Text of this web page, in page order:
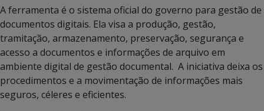
A ferramenta é o sistema oficial do governo para gestão de
documentos digitais. Ela visa a produção, gestão,
tramitação, armazenamento, preservação, segurança e
acesso a documentos e informações de arquivo em
ambiente digital de gestão documental. A iniciativa deixa os
procedimentos e a movimentação de informações mais
seguros, céleres e eficientes.